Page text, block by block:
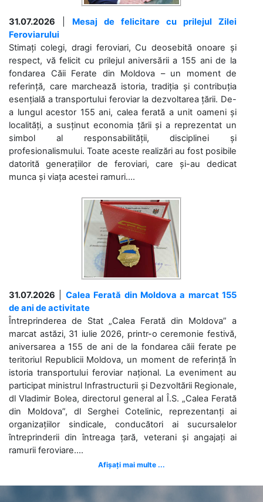
31.07.2026
Mesaj de felicitare cu prilejul Zilei
Feroviarului
Stimați colegi, dragi feroviari, Cu deosebită onoare și
respect, vă felicit cu prilejul aniversării a 155 ani de la
fondarea Căii Ferate din Moldova – un moment de
referință, care marchează istoria, tradiția și contribuția
esențială a transportului feroviar la dezvoltarea țării. De-
a lungul acestor 155 ani, calea ferată a unit oameni și
localități, a susținut economia țării și a reprezentat un
simbol al responsabilității, disciplinei și
profesionalismului. Toate aceste realizări au fost posibile
datorită generațiilor de feroviari, care și-au dedicat
munca și viața acestei ramuri....
31.07.2026
Calea Ferată din Moldova a marcat 155
de ani de activitate
Întreprinderea de Stat „Calea Ferată din Moldova” a
marcat astăzi, 31 iulie 2026, printr-o ceremonie festivă,
aniversarea a 155 de ani de la fondarea căii ferate pe
teritoriul Republicii Moldova, un moment de referință în
istoria transportului feroviar național. La eveniment au
participat ministrul Infrastructurii și Dezvoltării Regionale,
dl Vladimir Bolea, directorul general al Î.S. „Calea Ferată
din Moldova”, dl Serghei Cotelinic, reprezentanți ai
organizațiilor sindicale, conducători ai sucursalelor
întreprinderii din întreaga țară, veterani și angajați ai
ramurii feroviare....
Afișați mai multe ...